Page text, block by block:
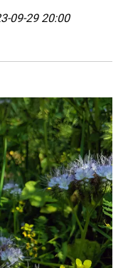
09-29 20:00